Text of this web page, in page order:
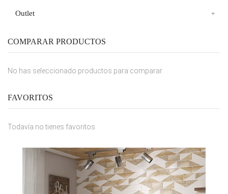
Outlet
COMPARAR PRODUCTOS
No has seleccionado productos para comparar.
FAVORITOS
Todavía no tienes favoritos.